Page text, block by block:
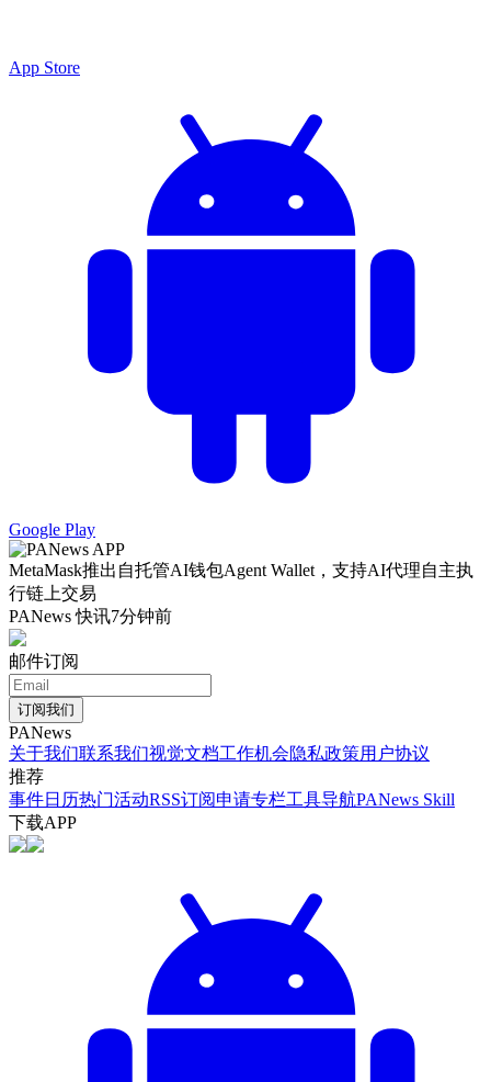
App Store
Google Play
MetaMask推出自托管AI钱包Agent Wallet，支持AI代理自主执
行链上交易
PANews 快讯7分钟前
邮件订阅
订阅我们
PANews
关于我们联系我们视觉文档工作机会隐私政策用户协议
推荐
事件日历热门活动RSS订阅申请专栏工具导航PANews Skill
下载APP